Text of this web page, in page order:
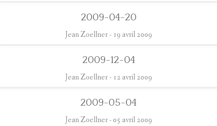
2009-04-20
Jean Zoellner- 19 avril 2009
2009-12-04
Jean Zoellner- 12 avril 2009
2009-05-04
Jean Zoellner- 05 avril 2009